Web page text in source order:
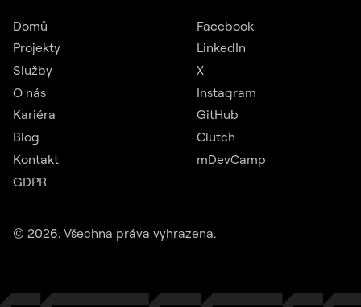
© 2026. Všechna práva vyhrazena.
Domů
Projekty
Služby
O nás
Kariéra
Blog
Kontakt
GDPR
Facebook
LinkedIn
X
Instagram
GitHub
Clutch
mDevCamp